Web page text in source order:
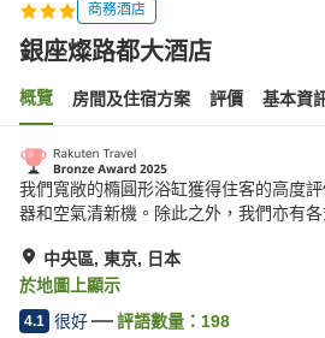
商務酒店
銀座燦路都大酒店
概覽 房間及住宿方案 評價 基本資
我們寬敞的橢圓形浴缸獲得住客的高度
器和空氣清新機。除此之外，我們亦有各
中央區, 東京, 日本
於地圖上顯示
4.1 很好 評語數量： 198